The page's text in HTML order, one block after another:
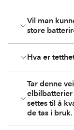
Vil man
store
Hva er
Tar denne
elbilbatterier
settes til å
de tas i bruk.